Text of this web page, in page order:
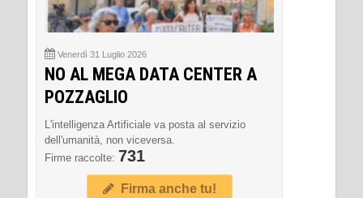
Venerdì 31 Luglio 2026
NO AL MEGA DATA CENTER A
POZZAGLIO
L'intelligenza Artificiale va posta al servizio
dell'umanità, non viceversa.
Firme raccolte: 731
Firma anche tu!